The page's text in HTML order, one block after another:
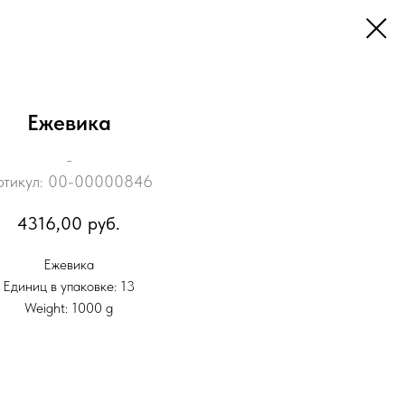
Ежевика
00-00000846
4316,00 руб.
Ежевика
Единиц в упаковке: 13
Weight: 1000 g